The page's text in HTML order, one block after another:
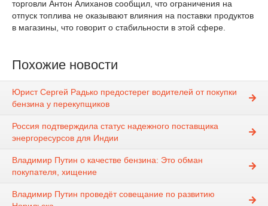
торговли Антон Алиханов сообщил, что ограничения на
отпуск топлива не оказывают влияния на поставки продуктов
в магазины, что говорит о стабильности в этой сфере.
Похожие новости
Юрист Сергей Радько предостерег водителей от покупки
бензина у перекупщиков
Россия подтверждила статус надежного поставщика
энергоресурсов для Индии
Владимир Путин о качестве бензина: Это обман
покупателя, хищение
Владимир Путин проведёт совещание по развитию